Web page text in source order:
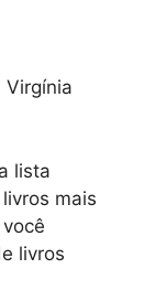
Virgínia
lista
mais
livros